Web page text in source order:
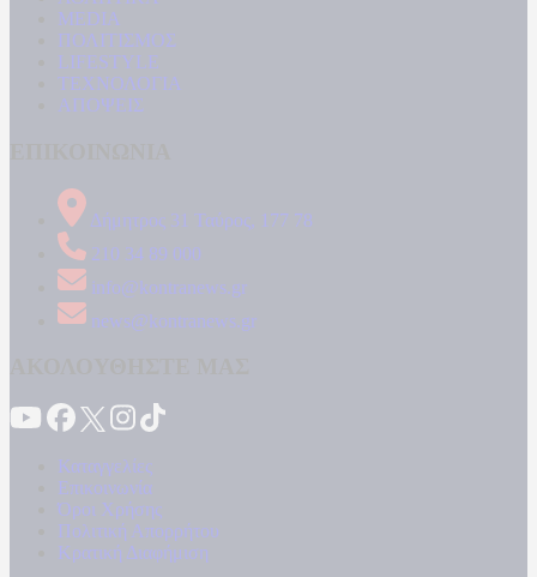
MEDIA
ΠΟΛΙΤΙΣΜΟΣ
LIFESTYLE
ΤΕΧΝΟΛΟΓΙΑ
ΑΠΟΨΕΙΣ
Δήμητρος 31 Ταύρος, 177 78
210 34 89 000
info@kontranews.gr
news@kontranews.gr
Καταγγελίες
Επικοινωνία
Όροι Χρήσης
Πολιτική Απορρήτου
Κρατική Διαφήμιση